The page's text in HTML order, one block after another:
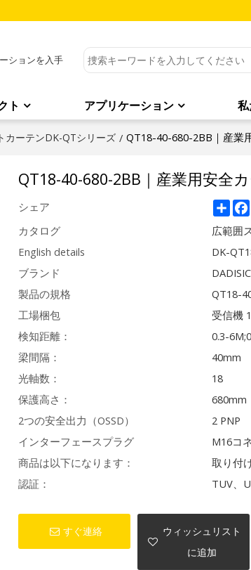
ションを入手
ト アプリケーション
カーテンDK-QTシリーズ / QT18-40-680-2BB｜産業
QT18-40-680-2BB｜産業用安全
シェア
カタログ
広範囲
English details
DK-
ブランド
製品の規格
QT18-
工場梱包
受信機
検知距離：
0.3-
梁間隔：
40mm
光軸数：
18
保護高さ：
680mm
2つの安全出力（OSSD）
2 PNP
インターフェースプラグ
M16コ
商品は以下になります：
取り付
認証：
TUV、
すぐ連絡
ウィッシュリスト
に追加